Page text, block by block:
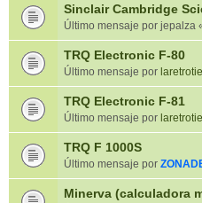
Sinclair Cambridge
Último mensaje por jepalza
TRQ Electronic F-80
Último mensaje por
TRQ Electronic F-81
Último mensaje por
TRQ F 1000S
Último mensaje por
Minerva (calculadora